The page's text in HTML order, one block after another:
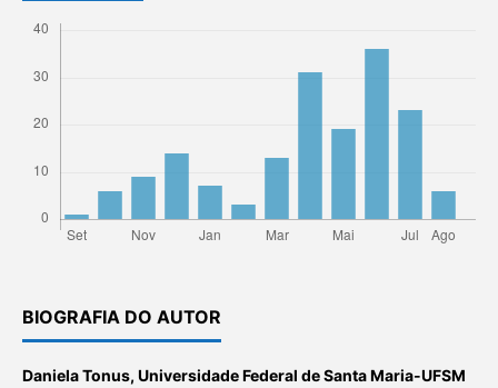
BIOGRAFIA DO AUTOR
Daniela Tonus, Universidade Federal de Santa Maria-UFSM